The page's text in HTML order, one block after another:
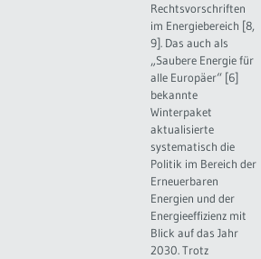
Rechtsvorschriften
im Energiebereich [8,
9]. Das auch als
„Saubere Energie für
alle Europäer“ [6]
bekannte
Winterpaket
aktualisierte
systematisch die
Politik im Bereich der
Erneuerbaren
Energien und der
Energieeffizienz mit
Blick auf das Jahr
2030. Trotz